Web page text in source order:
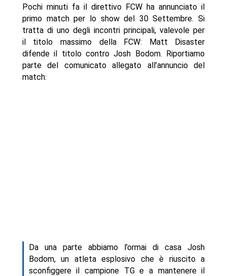
Pochi minuti fa il direttivo FCW ha annunciato il
primo match per lo show del 30 Settembre. Si
tratta di uno degli incontri principali, valevole per
il titolo massimo della FCW: Matt Disaster
difende il titolo contro Josh Bodom. Riportiamo
parte del comunicato allegato all’annuncio del
match:
Da una parte abbiamo l’ormai di casa Josh
Bodom, un atleta esplosivo che è riuscito a
sconfiggere il campione TG e a mantenere il